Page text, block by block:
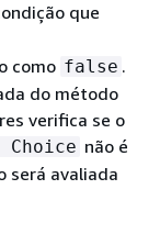
que
como false .
do método
verifica se o
Choice não é
será avaliada